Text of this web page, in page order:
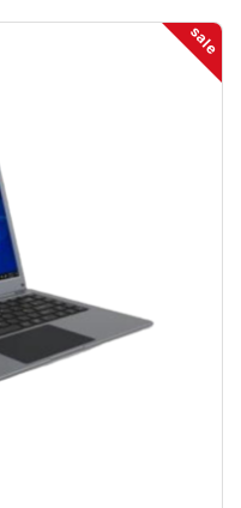
sale